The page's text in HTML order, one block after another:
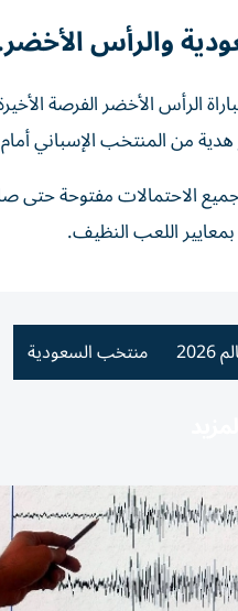
والرأس
هدية من المنتخب الإسباني
الاحتمالات مفتوحة حتى
اللعب النظيف.
منتخب السعودية